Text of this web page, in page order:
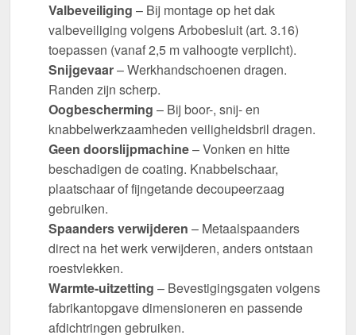
Valbeveiliging – Bij montage op het dak
valbeveiliging volgens Arbobesluit (art. 3.16)
toepassen (vanaf 2,5 m valhoogte verplicht).
Snijgevaar– Werkhandschoenen dragen.
Randen zijn scherp.
Oogbescherming – Bij boor-, snij- en
knabbelwerkzaamheden veiligheidsbril dragen.
Geen doorslijpmachine– Vonken en hitte
beschadigen de coating. Knabbelschaar,
plaatschaar of fijngetande decoupeerzaag
gebruiken.
Spaanders verwijderen – Metaalspaanders
direct na het werk verwijderen, anders ontstaan
roestvlekken.
Warmte-uitzetting – Bevestigingsgaten volgens
fabrikantopgave dimensioneren en passende
afdichtringen gebruiken.